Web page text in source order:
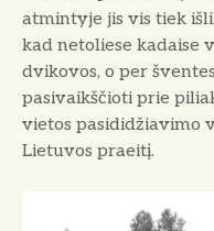
atmintyje jis vis tiek
kad netoliese kadaise
dvikovos, o per
pasivaikščioti prie
vietos pasididžiavimo
Lietuvos praeitį.